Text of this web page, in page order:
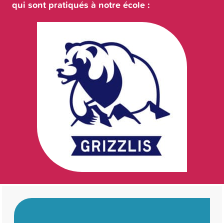
qui sont pratiqués à notre école :